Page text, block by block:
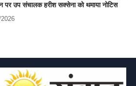
पर उप संचालक हरीश सक्सेना को थमाया नोटिस